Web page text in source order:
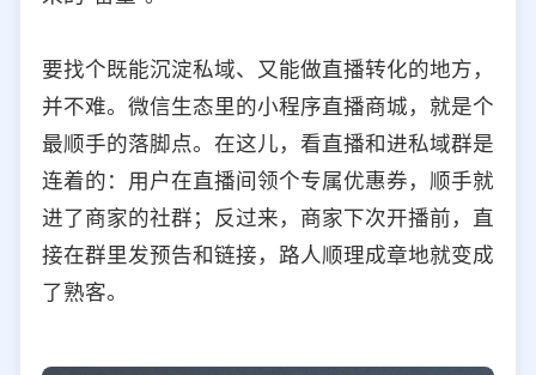
要找个既能沉淀私域、又能做直播转化的地方，
并不难。微信生态里的小程序直播商城，就是个
最顺手的落脚点。在这儿，看直播和进私域群是
连着的：用户在直播间领个专属优惠券，顺手就
进了商家的社群；反过来，商家下次开播前，直
接在群里发预告和链接，路人顺理成章地就变成
了熟客。